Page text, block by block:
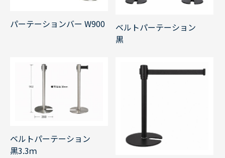
パーテーションバー W900
ベルトパーテーション
黒
ベルトパーテーション
黒3.3ｍ